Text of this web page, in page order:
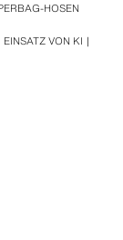
EINSATZ VON KI
HOSEN